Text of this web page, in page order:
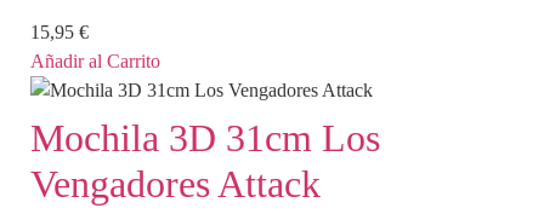
15,95 €
Añadir al Carrito
Mochila 3D 31cm Los
Vengadores Attack